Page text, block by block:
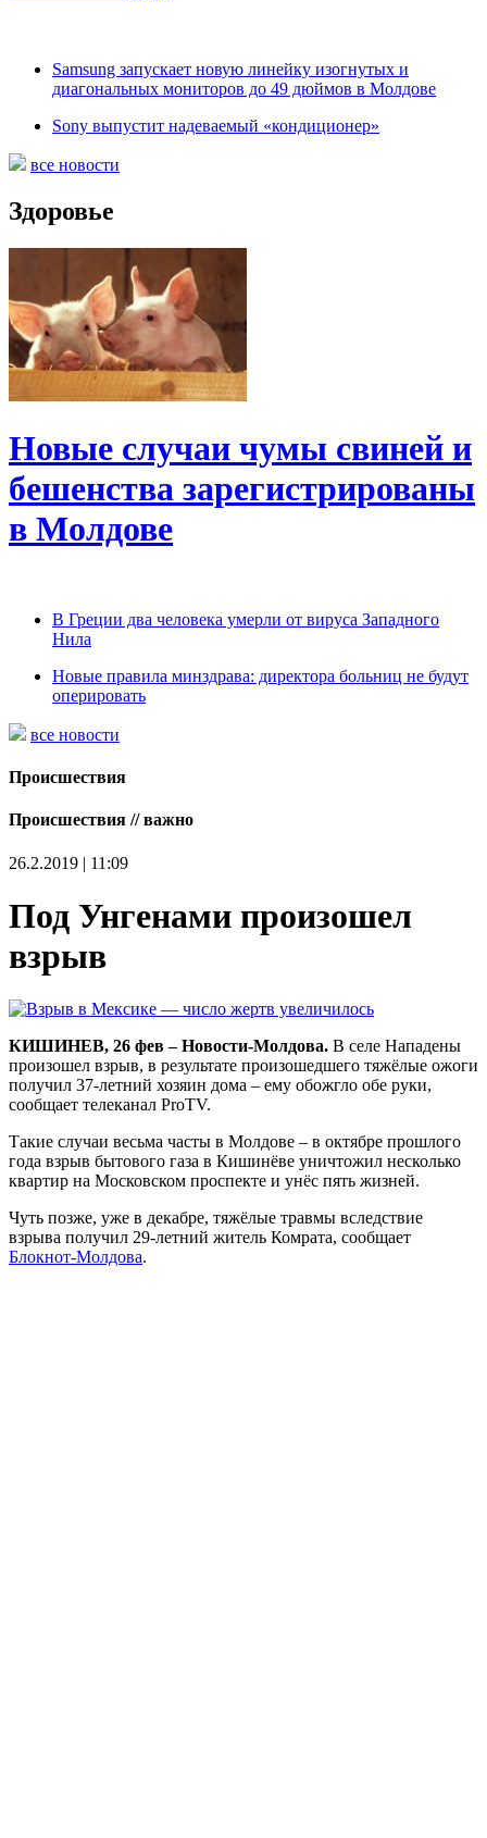
Samsung запускает новую линейку изогнутых и
диагональных мониторов до 49 дюймов в Молдове
Sony выпустит надеваемый «кондиционер»
все новости
Здоровье
Новые случаи чумы свиней и
бешенства зарегистрированы
в Молдове
В Греции два человека умерли от вируса Западного
Нила
Новые правила минздрава: директора больниц не будут
оперировать
все новости
Происшествия
Происшествия // важно
26.2.2019 | 11:09
Под Унгенами произошел
взрыв
КИШИНЕВ, 26 фев – Новости-Молдова. В селе Нападены
произошел взрыв, в результате произошедшего тяжёлые ожоги
получил 37-летний хозяин дома – ему обожгло обе руки,
сообщает телеканал ProTV.
Такие случаи весьма часты в Молдове – в октябре прошлого
года взрыв бытового газа в Кишинёве уничтожил несколько
квартир на Московском проспекте и унёс пять жизней.
Чуть позже, уже в декабре, тяжёлые травмы вследствие
взрыва получил 29-летний житель Комрата, сообщает
Блокнот-Молдова.